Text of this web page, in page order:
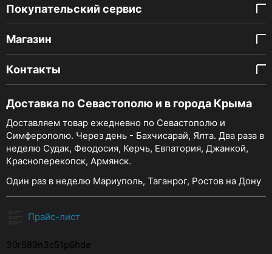
Покупательский сервис
Магазин
Контакты
Доставка по Севастополю и в города Крыма
Доставляем товар ежедневно по Севастополю и
Симферополю. Через день - Бахчисарай, Ялта. Два раза в
неделю Судак, Феодосия, Керчь, Евпатория, Джанкой,
Красноперекопск, Армянск.
Один раз в неделю Мариуполь, Таганрог, Ростов на Дону
Прайс-лист
30r689n3c51p6hde